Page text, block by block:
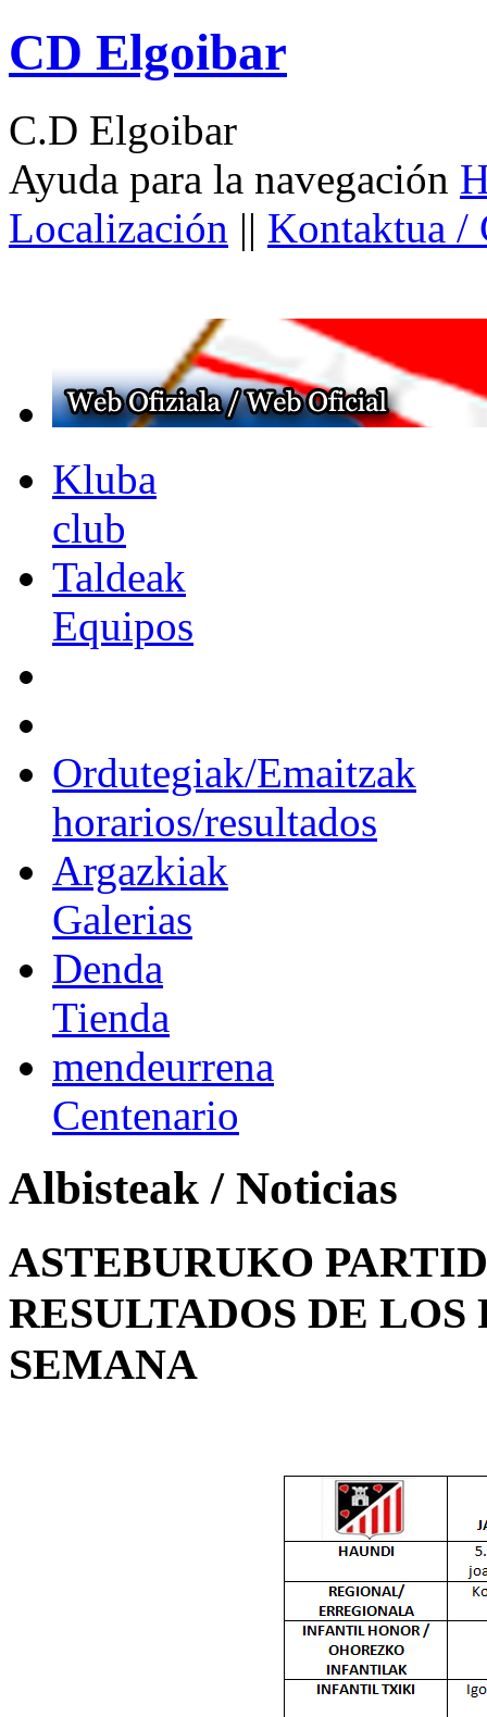
CD Elgoibar
C.D Elgoibar
Ayuda para la navegación
Localización || Kontaktua /
Kluba
club
Taldeak
Equipos
Ordutegiak/Emaitzak
horarios/resultados
Argazkiak
Galerias
Denda
Tienda
mendeurrena
Centenario
Albisteak / Noticias
ASTEBURUKO
RESULTADOS DE
SEMANA